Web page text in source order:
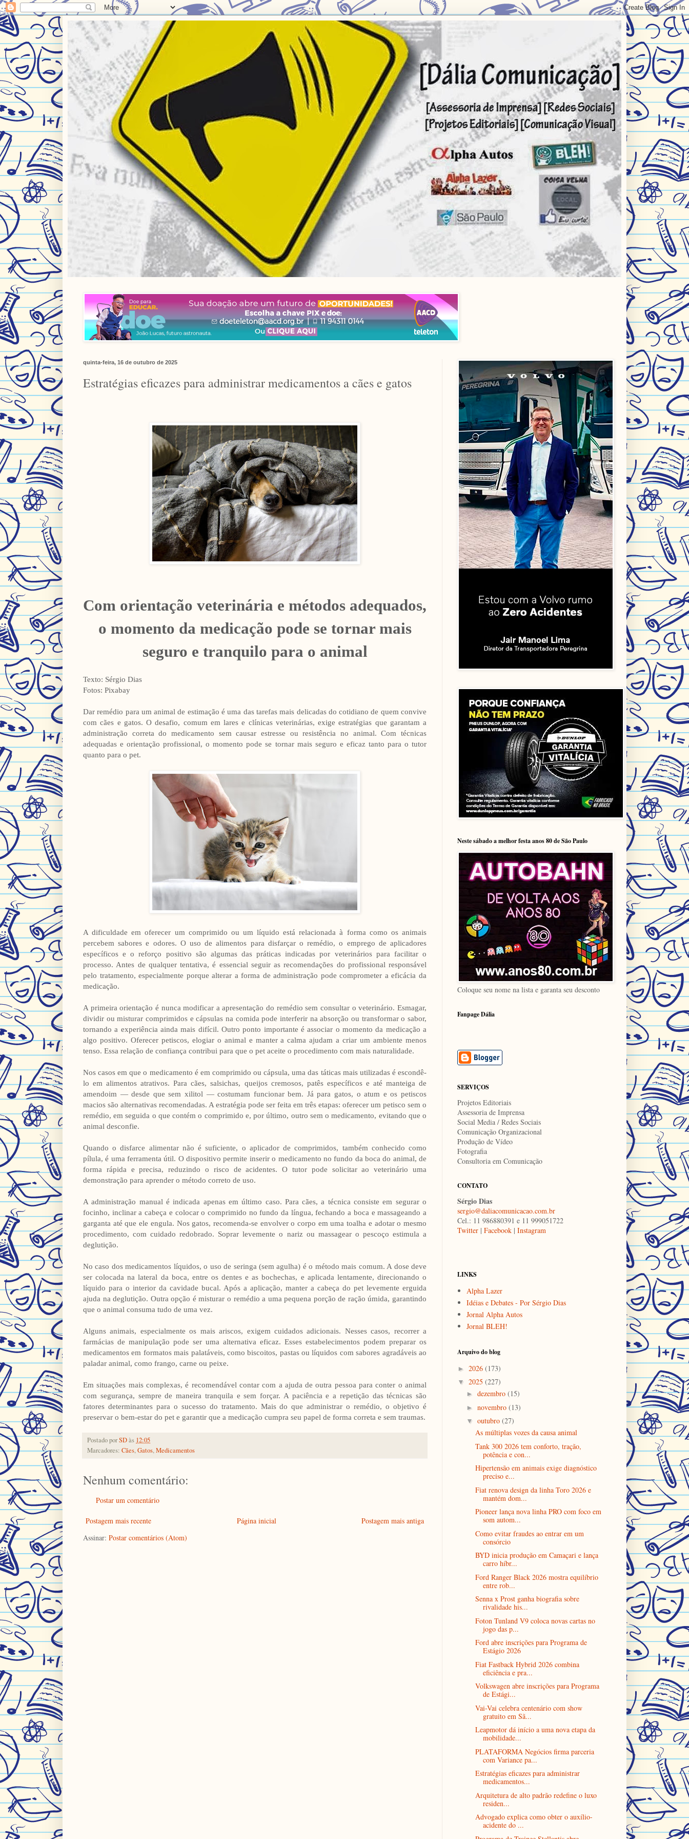
quinta-feira, 16 de outubro de 2025
Estratégias eficazes para administrar medicamentos a cães e gatos
Com orientação veterinária e métodos adequados,
o momento da medicação pode se tornar mais
seguro e tranquilo para o animal
Texto: Sérgio Dias
Fotos: Pixabay
Dar remédio para um animal de estimação é uma das tarefas mais delicadas do cotidiano de quem convive
com cães e gatos. O desafio, comum em lares e clínicas veterinárias, exige estratégias que garantam a
administração correta do medicamento sem causar estresse ou resistência no animal. Com técnicas
adequadas e orientação profissional, o momento pode se tornar mais seguro e eficaz tanto para o tutor
quanto para o pet.
A dificuldade em oferecer um comprimido ou um líquido está relacionada à forma como os animais
percebem sabores e odores. O uso de alimentos para disfarçar o remédio, o emprego de aplicadores
específicos e o reforço positivo são algumas das práticas indicadas por veterinários para facilitar o
processo. Antes de qualquer tentativa, é essencial seguir as recomendações do profissional responsável
pelo tratamento, especialmente porque alterar a forma de administração pode comprometer a eficácia da
medicação.
A primeira orientação é nunca modificar a apresentação do remédio sem consultar o veterinário. Esmagar,
dividir ou misturar comprimidos e cápsulas na comida pode interferir na absorção ou transformar o sabor,
tornando a experiência ainda mais difícil. Outro ponto importante é associar o momento da medicação a
algo positivo. Oferecer petiscos, elogiar o animal e manter a calma ajudam a criar um ambiente menos
tenso. Essa relação de confiança contribui para que o pet aceite o procedimento com mais naturalidade.
Nos casos em que o medicamento é em comprimido ou cápsula, uma das táticas mais utilizadas é escondê-
lo em alimentos atrativos. Para cães, salsichas, queijos cremosos, patês específicos e até manteiga de
amendoim — desde que sem xilitol — costumam funcionar bem. Já para gatos, o atum e os petiscos
macios são alternativas recomendadas. A estratégia pode ser feita em três etapas: oferecer um petisco sem o
remédio, em seguida o que contém o comprimido e, por último, outro sem o medicamento, evitando que o
animal desconfie.
Quando o disfarce alimentar não é suficiente, o aplicador de comprimidos, também conhecido como
pílula, é uma ferramenta útil. O dispositivo permite inserir o medicamento no fundo da boca do animal, de
forma rápida e precisa, reduzindo o risco de acidentes. O tutor pode solicitar ao veterinário uma
demonstração para aprender o método correto de uso.
A administração manual é indicada apenas em último caso. Para cães, a técnica consiste em segurar o
focinho, inclinar a cabeça e colocar o comprimido no fundo da língua, fechando a boca e massageando a
garganta até que ele engula. Nos gatos, recomenda-se envolver o corpo em uma toalha e adotar o mesmo
procedimento, com cuidado redobrado. Soprar levemente o nariz ou massagear o pescoço estimula a
deglutição.
No caso dos medicamentos líquidos, o uso de seringa (sem agulha) é o método mais comum. A dose deve
ser colocada na lateral da boca, entre os dentes e as bochechas, e aplicada lentamente, direcionando o
líquido para o interior da cavidade bucal. Após a aplicação, manter a cabeça do pet levemente erguida
ajuda na deglutição. Outra opção é misturar o remédio a uma pequena porção de ração úmida, garantindo
que o animal consuma tudo de uma vez.
Alguns animais, especialmente os mais ariscos, exigem cuidados adicionais. Nesses casos, recorrer a
farmácias de manipulação pode ser uma alternativa eficaz. Esses estabelecimentos podem preparar os
medicamentos em formatos mais palatáveis, como biscoitos, pastas ou líquidos com sabores agradáveis ao
paladar animal, como frango, carne ou peixe.
Em situações mais complexas, é recomendável contar com a ajuda de outra pessoa para conter o animal
com segurança, sempre de maneira tranquila e sem forçar. A paciência e a repetição das técnicas são
fatores determinantes para o sucesso do tratamento. Mais do que administrar o remédio, o objetivo é
preservar o bem-estar do pet e garantir que a medicação cumpra seu papel de forma correta e sem traumas.
Postado porSDàs 12:05
Marcadores: Cães,Gatos,Medicamentos
Nenhum comentário:
Postar um comentário
Postagem mais recente Postagem mais antiga
Página inicial
Assinar: Postar comentários (Atom)
Neste sábado a melhor festa anos 80 de São Paulo
Coloque seu nome na lista e garanta seu desconto
Fanpage Dália
SERVIÇOS
Projetos Editoriais
Assessoria de Imprensa
Social Media / Redes Sociais
Comunicação Organizacional
Produção de Vídeo
Fotografia
Consultoria em Comunicação
CONTATO
Sérgio Dias
sergio@daliacomunicacao.com.br
Cel.: 11 986880391 e 11 999051722
Twitter | Facebook | Instagram
LINKS
Alpha Lazer
Idéias e Debates - Por Sérgio Dias
Jornal Alpha Autos
Jornal BLEH!
Arquivo do blog
► 2026 (173)
▼ 2025 (227)
► dezembro (15)
► novembro (13)
▼ outubro (27)
As múltiplas vozes da causa animal
Tank 300 2026 tem conforto, tração,
potência e con...
Hipertensão em animais exige diagnóstico
preciso e...
Fiat renova design da linha Toro 2026 e
mantém dom...
Pioneer lança nova linha PRO com foco em
som autom...
Como evitar fraudes ao entrar em um
consórcio
BYD inicia produção em Camaçari e lança
carro híbr...
Ford Ranger Black 2026 mostra equilíbrio
entre rob...
Senna x Prost ganha biografia sobre
rivalidade his...
Foton Tunland V9 coloca novas cartas no
jogo das p...
Ford abre inscrições para Programa de
Estágio 2026
Fiat Fastback Hybrid 2026 combina
eficiência e pra...
Volkswagen abre inscrições para Programa
de Estági...
Vai-Vai celebra centenário com show
gratuito em Sã...
Leapmotor dá início a uma nova etapa da
mobilidade...
PLATAFORMA Negócios firma parceria
com Variance pa...
Estratégias eficazes para administrar
medicamentos...
Arquitetura de alto padrão redefine o luxo
residen...
Advogado explica como obter o auxílio-
acidente do ...